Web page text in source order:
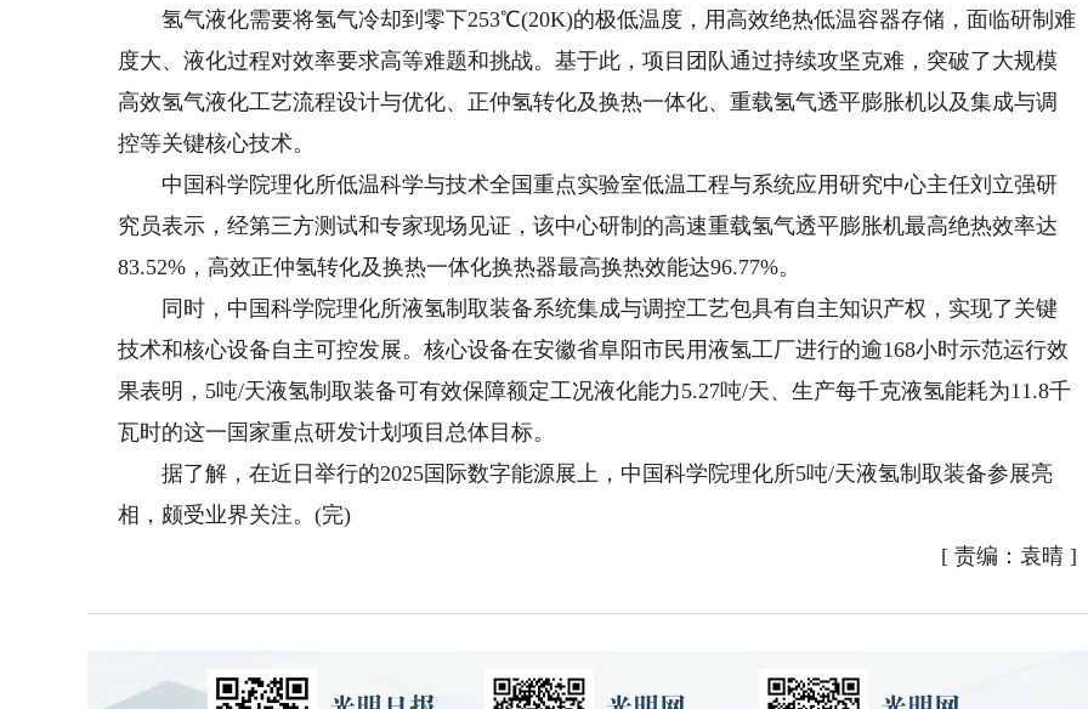
氢气液化需要将氢气冷却到零下253℃(20K)的极低温度，用高效绝热低温容器存储，面临研制难
度大、液化过程对效率要求高等难题和挑战。基于此，项目团队通过持续攻坚克难，突破了大规模
高效氢气液化工艺流程设计与优化、正仲氢转化及换热一体化、重载氢气透平膨胀机以及集成与调
控等关键核心技术。
中国科学院理化所低温科学与技术全国重点实验室低温工程与系统应用研究中心主任刘立强研
究员表示，经第三方测试和专家现场见证，该中心研制的高速重载氢气透平膨胀机最高绝热效率达
83.52%，高效正仲氢转化及换热一体化换热器最高换热效能达96.77%。
同时，中国科学院理化所液氢制取装备系统集成与调控工艺包具有自主知识产权，实现了关键
技术和核心设备自主可控发展。核心设备在安徽省阜阳市民用液氢工厂进行的逾168小时示范运行效
果表明，5吨/天液氢制取装备可有效保障额定工况液化能力5.27吨/天、生产每千克液氢能耗为11.8千
瓦时的这一国家重点研发计划项目总体目标。
据了解，在近日举行的2025国际数字能源展上，中国科学院理化所5吨/天液氢制取装备参展亮
相，颇受业界关注。(完)
[ 责编：袁晴 ]